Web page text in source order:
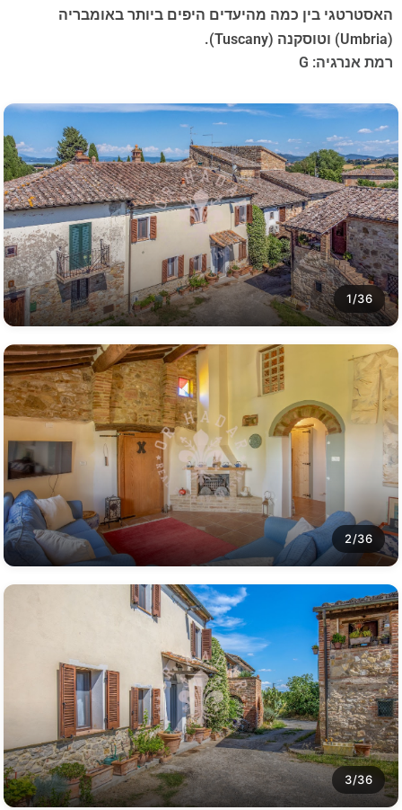
האסטרטגי בין כמה מהיעדים היפים ביותר באומבריה
(Umbria) וטוסקנה (Tuscany).
רמת אנרגיה: G
1/36
2/36
3/36